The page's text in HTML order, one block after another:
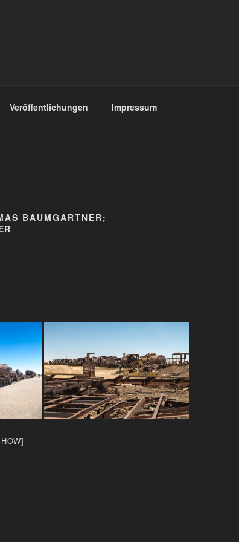
Veröffentlichungen Impressum
BAUMGARTNER;